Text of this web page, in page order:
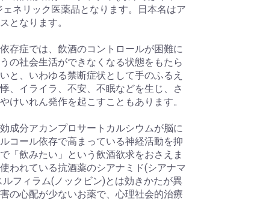
ェネリック医薬品となります。日本名はア
となります。
存症では、飲酒のコントロールが困難に
の社会生活ができなくなる状態をもたら
と、いわゆる禁断症状として手のふるえ
、イライラ、不安、不眠などを生じ、さ
けいれん発作を起こすこともあります。
成分アカンプロサートカルシウムが脳に
コール依存で高まっている神経活動を抑
「飲みたい」という飲酒欲求をおさえま
われている抗酒薬のシアナミド(シアナマ
ルフィラム(ノックビン)とは効きかたが異
の心配が少ないお薬で、心理社会的治療